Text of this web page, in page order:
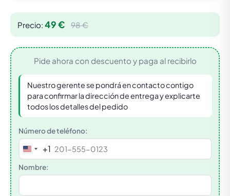
Precio: 49 € 98 €
Pide ahora con descuento y paga al recibirlo
Nuestro gerente se pondrá en contacto contigo
para confirmar la dirección de entrega y explicarte
todos los detalles del pedido
Número de teléfono:
United
States
+1
+1
Nombre: